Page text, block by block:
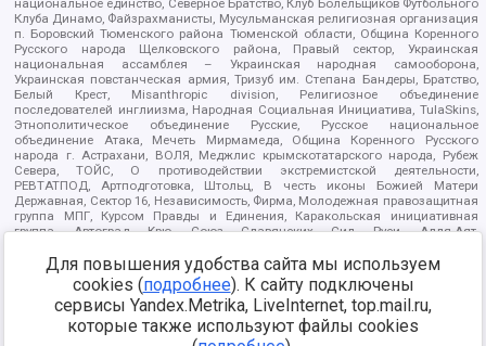
национальное единство, Северное Братство, Клуб Болельщиков Футбольного
Клуба Динамо, Файзрахманисты, Мусульманская религиозная организация
п. Боровский Тюменского района Тюменской области, Община Коренного
Русского народа Щелковского района, Правый сектор, Украинская
национальная ассамблея – Украинская народная самооборона,
Украинская повстанческая армия, Тризуб им. Степана Бандеры, Братство,
Белый Крест, Misanthropic division, Религиозное объединение
последователей инглиизма, Народная Социальная Инициатива, TulaSkins,
Этнополитическое объединение Русские, Русское национальное
объединение Атака, Мечеть Мирмамеда, Община Коренного Русского
народа г. Астрахани, ВОЛЯ, Меджлис крымскотатарского народа, Рубеж
Севера, ТОЙС, О противодействии экстремистской деятельности,
РЕВТАТПОД, Артподготовка, Штольц, В честь иконы Божией Матери
Державная, Сектор 16, Независимость, Фирма, Молодежная правозащитная
группа МПГ, Курсом Правды и Единения, Каракольская инициативная
группа, Автоград Крю, Союз Славянских Сил Руси, Алля-Аят,
Арестантское уголовное единство, Башкорт, Нация и свобода, W.H.С., Фалунь
Дафа, Иртыш Ultras, Русский Патриотический клуб-Новокузнецк/РПК,
Сибирский державный союз, Фонд борьбы с коррупцией, Фонд защиты прав
граждан, Штабы Навального, Совет граждан СССР Прикубанского округа г.
Краснодара
Для повышения удобства сайта мы используем
cookies (подробнее). К сайту подключены
сервисы Yandex.Metrika, LiveInternet, top.mail.ru,
которые также используют файлы cookies